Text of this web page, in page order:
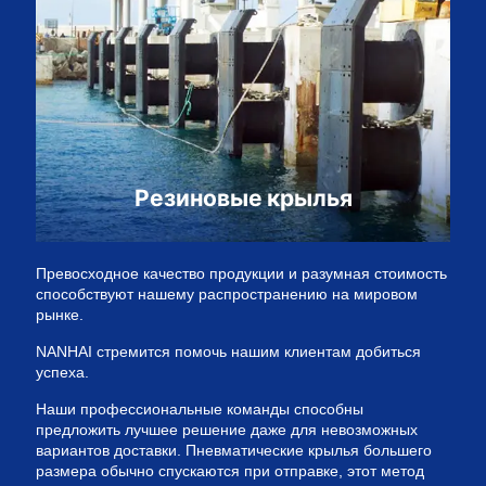
Резиновые крылья
Превосходное качество продукции и разумная стоимость
способствуют нашему распространению на мировом
рынке.
NANHAI стремится помочь нашим клиентам добиться
успеха.
Наши профессиональные команды способны
предложить лучшее решение даже для невозможных
вариантов доставки. Пневматические крылья большего
размера обычно спускаются при отправке, этот метод